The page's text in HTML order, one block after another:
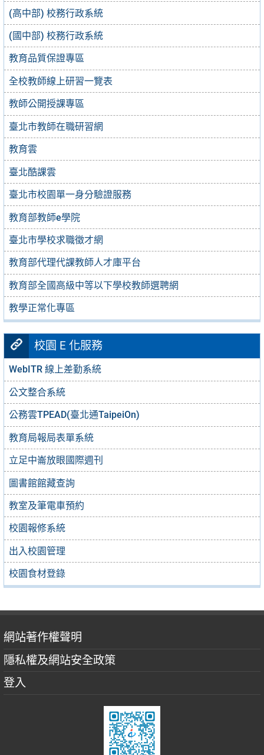
(高中部) 校務行政系統
(國中部) 校務行政系統
教育品質保證專區
全校教師線上研習一覽表
教師公開授課專區
臺北市教師在職研習網
教育雲
臺北酷課雲
臺北市校園單一身分驗證服務
教育部教師e學院
臺北市學校求職徵才網
教育部代理代課教師人才庫平台
教育部全國高級中等以下學校教師選聘網
教學正常化專區
校園 E 化服務
WebITR 線上差勤系統
公文整合系統
公務雲TPEAD(臺北通TaipeiOn)
教育局報局表單系統
立足中崙放眼國際週刊
圖書館館藏查詢
教室及筆電車預約
校園報修系統
出入校園管理
校園食材登錄
網站著作權聲明
隱私權及網站安全政策
登入